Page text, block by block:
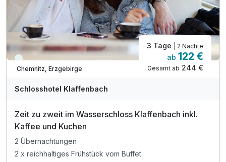
Viele Termine frei
Chemnitz, Erzgebirge
3 Tage | 2 Nächte
ab 122 €
Gesamt ab 244 €
Schlosshotel Klaffenbach
Zeit zu zweit im Wasserschloss Klaffenbach inkl.
Kaffee und Kuchen
2 Übernachtungen
2 x reichhaltiges Frühstück vom Buffet